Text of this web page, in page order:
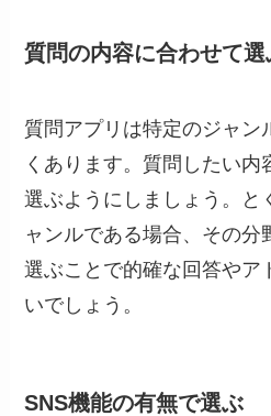
質問の内容に合わせて選
質問アプリは特定のジャン
くあります。質問したい内
選ぶようにしましょう。と
ャンルである場合、その分
選ぶことで的確な回答やア
いでしょう。
SNS機能の有無で選ぶ